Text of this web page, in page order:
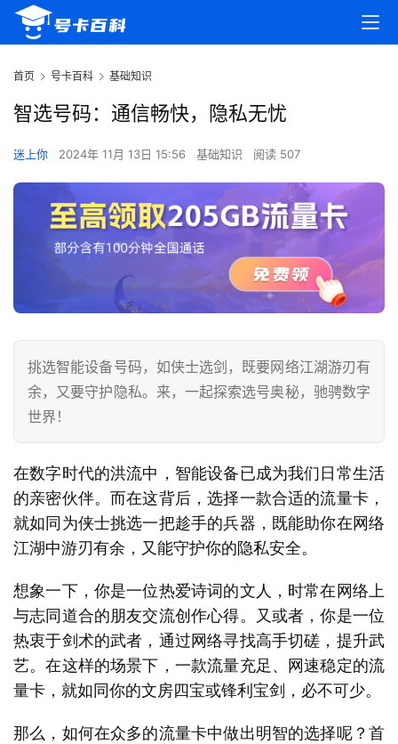
首页 号卡百科 基础知识
智选号码：通信畅快，隐私无忧
迷上你 2024年 11月 13日 15:56 基础知识 阅读 507
挑选智能设备号码，如侠士选剑，既要网络江湖游刃有
余，又要守护隐私。来，一起探索选号奥秘，驰骋数字
世界！
在数字时代的洪流中，智能设备已成为我们日常生活
的亲密伙伴。而在这背后，选择一款合适的流量卡，
就如同为侠士挑选一把趁手的兵器，既能助你在网络
江湖中游刃有余，又能守护你的隐私安全。
想象一下，你是一位热爱诗词的文人，时常在网络上
与志同道合的朋友交流创作心得。又或者，你是一位
热衷于剑术的武者，通过网络寻找高手切磋，提升武
艺。在这样的场景下，一款流量充足、网速稳定的流
量卡，就如同你的文房四宝或锋利宝剑，必不可少。
那么，如何在众多的流量卡中做出明智的选择呢？首